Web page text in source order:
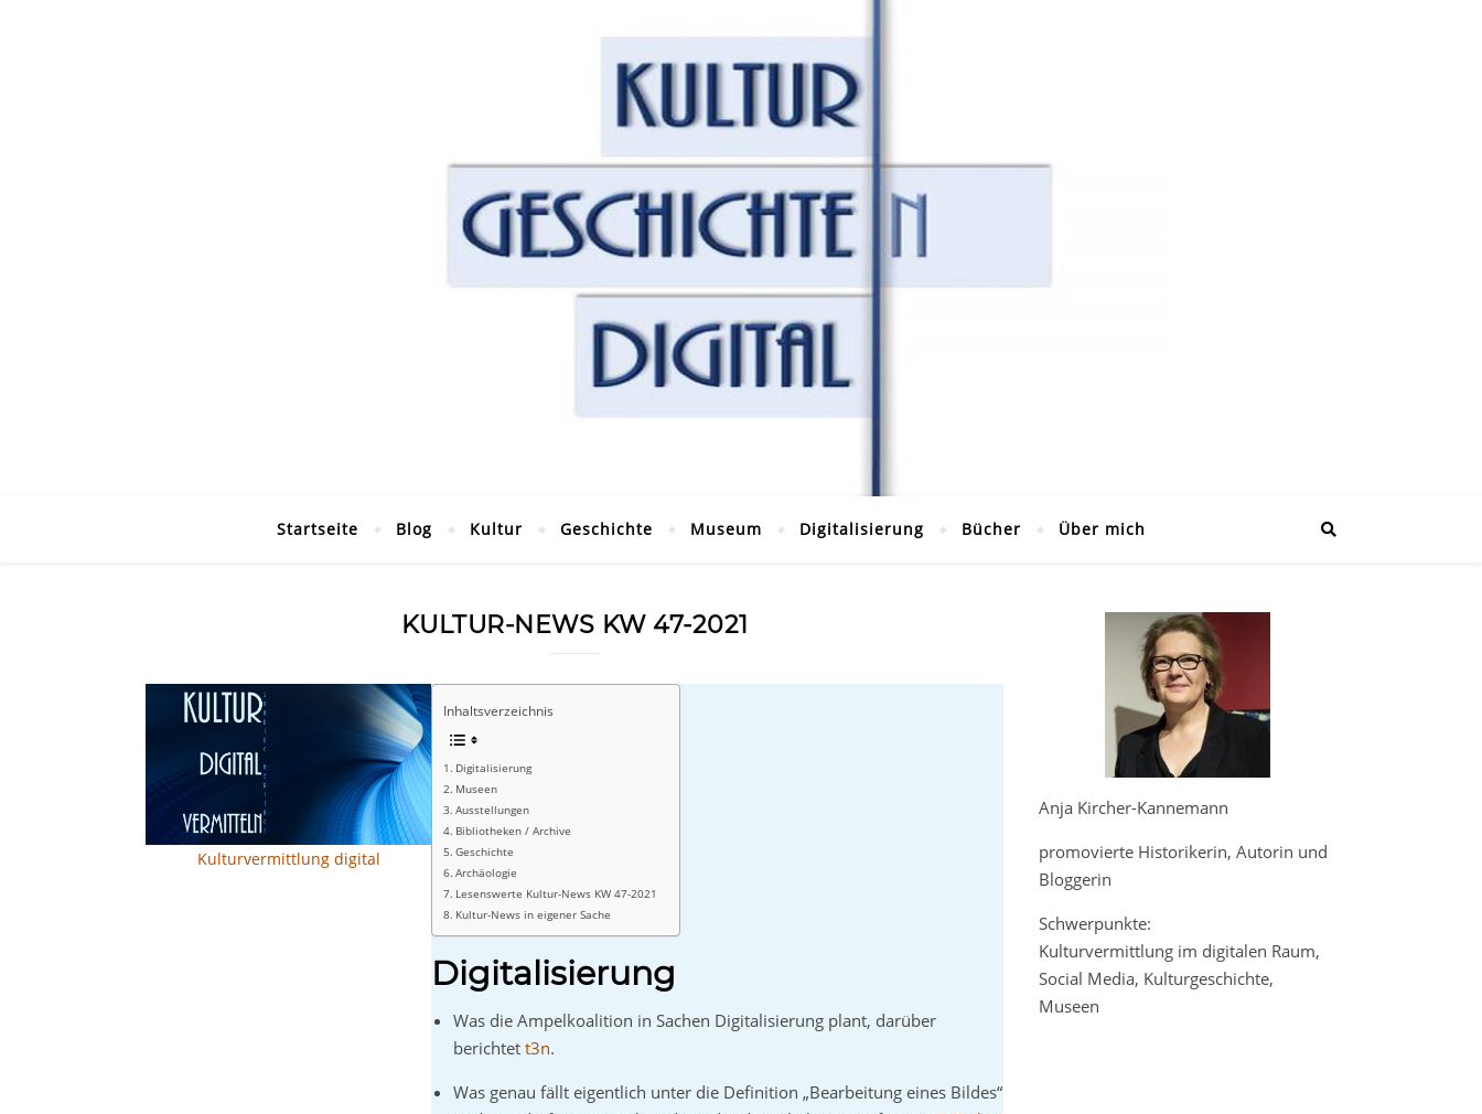
Startseite Blog Kultur Geschichte Museum Digitalisierung Bücher Über mich
KULTUR-NEWS KW 47-2021
Kulturvermittlung digital
Inhaltsverzeichnis
Digitalisierung
Museen
Ausstellungen
Bibliotheken / Archive
Geschichte
Archäologie
Lesenswerte Kultur-News KW 47-2021
Kultur-News in eigener Sache
Digitalisierung
Was die Ampelkoalition in Sachen Digitalisierung plant, darüber
berichtett3n.
Was genau fällt eigentlich unter die Definition „Bearbeitung eines Bildes“
Anja Kircher-Kannemann
promovierte Historikerin, Autorin und
Bloggerin
Schwerpunkte:
Kulturvermittlung im digitalen Raum,
Social Media, Kulturgeschichte,
Museen